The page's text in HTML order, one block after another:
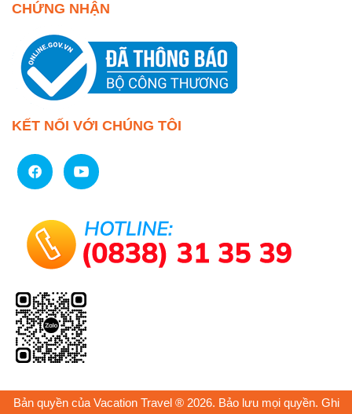
CHỨNG NHẬN
KẾT NỐI VỚI CHÚNG TÔI
Bản quyền của Vacation Travel ® 2026. Bảo lưu mọi quyền. Ghi